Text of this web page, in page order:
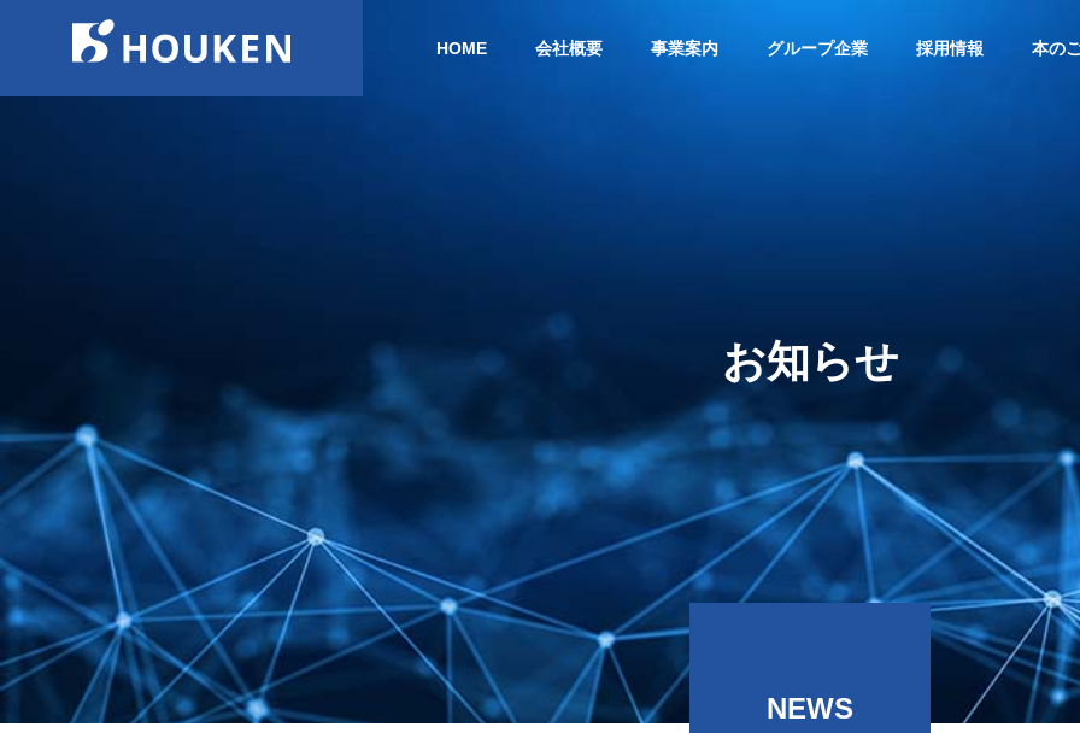
HOME 会社概要 事業案内 グループ企業 採用情報 本の
COMPANY
会社概要
HISTORY
持続可能な社会のために
SECURITY POLICY
情報セキュリティ方針
CODE OF CONDUCT
企業行動基準およびコンプライアンス
CREATIVE
クリエイティブ事業
SOLUTION
ソリューション事業 ヘルスケア
お知らせ
NEWS